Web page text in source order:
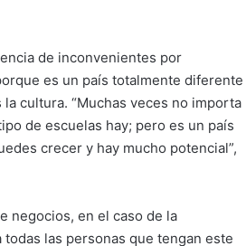
de inconvenientes por
es un país totalmente diferente
cultura. “Muchas veces no importa
de escuelas hay; pero es un país
crecer y hay mucho potencial”,
negocios, en el caso de la
las personas que tengan este